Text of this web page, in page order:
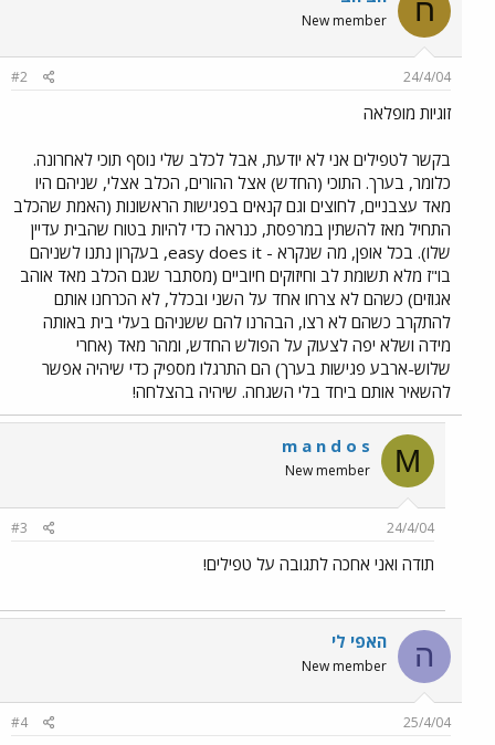
ח New member
24/4/04
#2
זוגיות מופלאה
בקשר לטפילים אני לא יודעת, אבל לכלב שלי נוסף תוכי לאחרונה.
כלומר, בערך. התוכי (החדש) אצל ההורים, הכלב אצלי, שניהם היו
מאד עצבניים, לחוצים וגם קנאים בפגישות הראשונות (האמת שהכלב
התחיל מאז להשתין במרפסת, כנראה כדי להיות בטוח שהבית עדיין
שלו). בכל אופן, מה שנקרא - easy does it, בעקרון נתנו לשניהם
בו"ז מלא תשומת לב וחיזוקים חיוביים (מסתבר שגם הכלב מאד אוהב
אגוזים) כשהם לא צרחו אחד על השני ובכלל, לא הכרחנו אותם
להתקרב כשהם לא רצו, הבהרנו להם ששניהם בעלי בית באותה
מידה ושלא יפה לצעוק על הפולש החדש, ומהר מאד (אחרי
שלוש-ארבע פגישות בערך) הם התרגלו מספיק כדי שיהיה אפשר
להשאיר אותם ביחד בלי השגחה. שיהיה בהצלחה!
M
m a n d o s
New member
24/4/04
#3
תודה ואני אחכה לתגובה על טפילים!
ה האפי לי
New member
25/4/04
#4